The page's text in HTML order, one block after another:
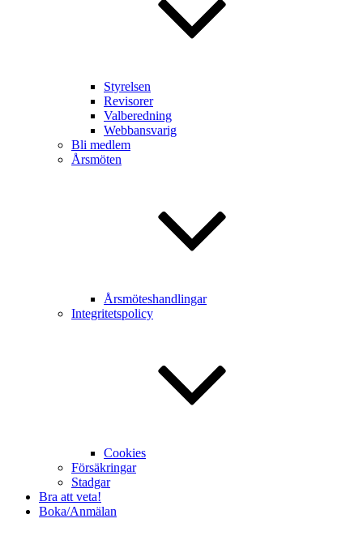
Styrelsen
Revisorer
Valberedning
Webbansvarig
Bli medlem
Årsmöten
Årsmöteshandlingar
Integritetspolicy
Cookies
Försäkringar
Stadgar
Bra att veta!
Boka/Anmälan